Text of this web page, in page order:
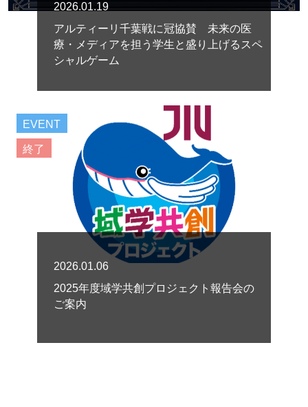
2026.01.19
アルティーリ千葉戦に冠協賛 未来の医
療・メディアを担う学生と盛り上げるスペ
シャルゲーム
EVENT
終了
2026.01.06
2025年度域学共創プロジェクト報告会の
ご案内